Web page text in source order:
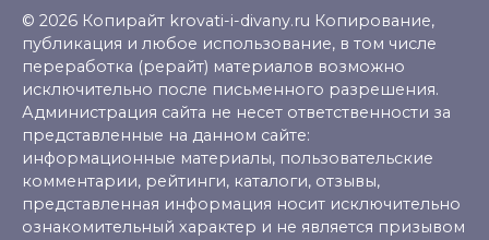
© 2026 Копирайт krovati-i-divany.ru Копирование,
публикация и любое использование, в том числе
переработка (рерайт) материалов возможно
исключительно после письменного разрешения.
Администрация сайта не несет ответственности за
представленные на данном сайте:
информационные материалы, пользовательские
комментарии, рейтинги, каталоги, отзывы,
представленная информация носит исключительно
ознакомительный характер и не является призывом